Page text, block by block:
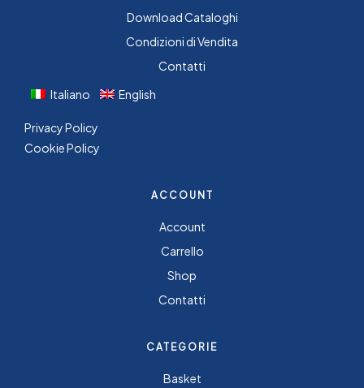
Download Cataloghi
Condizioni di Vendita
Contatti
Italiano
English
Privacy Policy
Cookie Policy
ACCOUNT
Account
Carrello
Shop
Contatti
CATEGORIE
Basket